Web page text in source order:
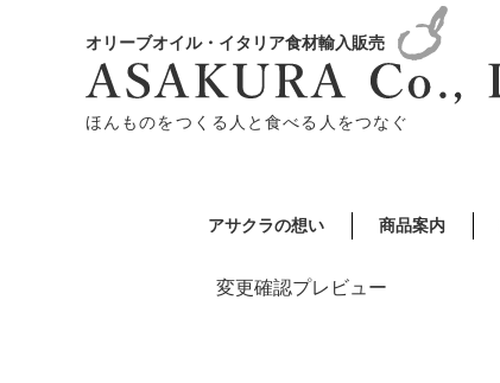
オリーブオイル・イタリア食材輸入販売
ほんものをつくる人と食べる人をつなぐ
アサクラの想い 商品案内
変更確認プレビュー